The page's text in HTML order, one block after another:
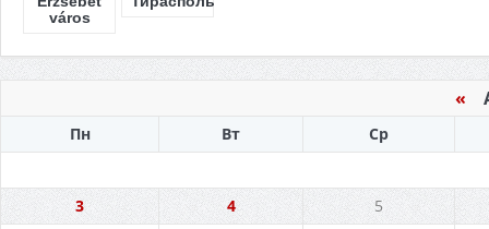
város
«
Пн Вт Ср
3 4
5